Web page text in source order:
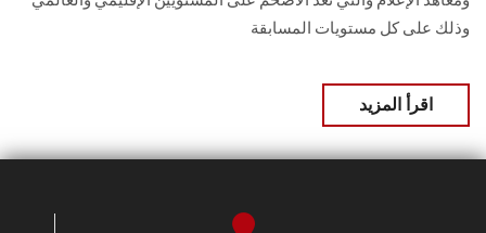
وذلك على كل مستويات المسابقة
اقرأ المزيد